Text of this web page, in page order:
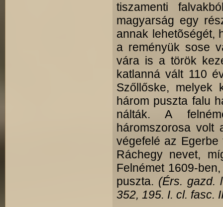
tiszamenti
magyarság egy
annak lehetõségét,
a reményük sose
vára is a török
katlanná vált 110
Szől­lőske, melyek
három puszta falu
nálták. A
háromszorosa volt
végefelé az
Ráchegy nevet,
Felnémet 1609-
puszta. (Érs. gazd.
352, 195. I. cl. fasc.